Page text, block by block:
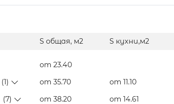
S общая, м2 S кухни,м2
от 23.40
(1) от 35.70 от 11.10
(7) от 38.20 от 14.61